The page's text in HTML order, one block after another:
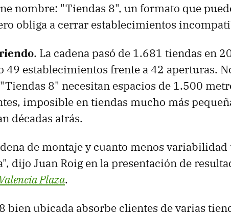
nombre: "Tiendas 8", un formato que
obliga a cerrar establecimientos
. La cadena pasó de 1.681 tiendas en
49 establecimientos frente a 42 aperturas.
8" necesitan espacios de 1.500
imposible en tiendas mucho más
décadas atrás.
de montaje y cuanto menos variabilidad
dijo Juan Roig en la presentación de
Plaza.
bien ubicada absorbe clientes de varias